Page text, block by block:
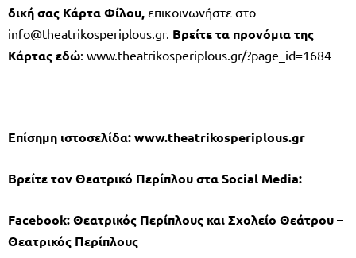
δική σας Κάρτα Φίλου, επικοινωνήστε στο
info@theatrikosperiplous.gr. Βρείτε τα προνόμια της
Κάρτας εδώ: www.theatrikosperiplous.gr/?page_id=1684
Επίσημη ιστοσελίδα: www.theatrikosperiplous.gr
Βρείτε τον Θεατρικό Περίπλου στα Social Media:
Facebook: Θεατρικός Περίπλους και Σχολείο Θεάτρου –
Θεατρικός Περίπλους